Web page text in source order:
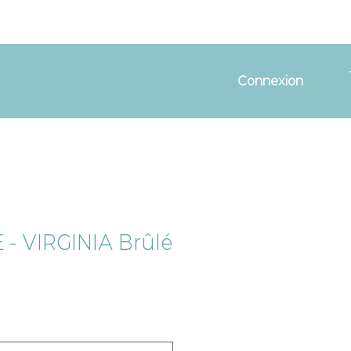
- VIRGINIA Brûlé
Connexion